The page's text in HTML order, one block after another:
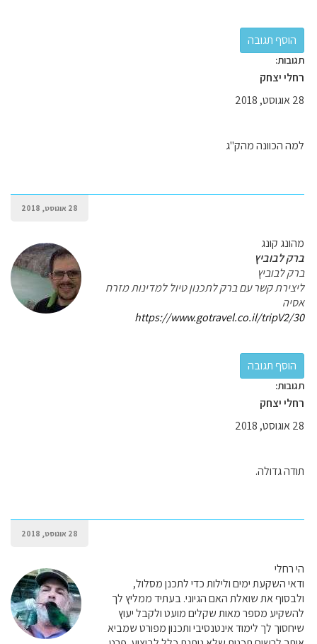
תגובות:
רחלי יצחק
28 אוגוסט, 2018
למה הכוונה מהק"ג
28 אוגוסט, 2018
מהונג קונג
ברק לבוביץ
ברק לבוביץ
ליצירת קשר עם ברק לתכנון טיול למדינות מזרח
אסיה
https://www.gotravel.co.il/tripV2/30
תגובות:
רחלי יצחק
28 אוגוסט, 2018
תודה גדולה.
28 אוגוסט, 2018
הי רחלי
ודאי השקעת ימים ולילות כדי לתכנן מסלול,
ולבסוף את שואלת האם הגיוני. בעתיד ממליץ לך
להשקיע מספר מאות שקלים מועט ולקבל יעוץ
שיחסוך לך לימוד אינטנסיבי ותכנון מפורט שמביא